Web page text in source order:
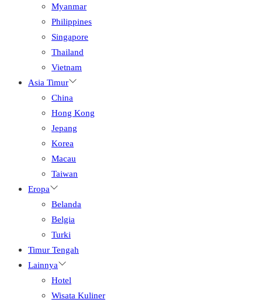
Myanmar
Philippines
Singapore
Thailand
Vietnam
Asia Timur
China
Hong Kong
Jepang
Korea
Macau
Taiwan
Eropa
Belanda
Belgia
Turki
Timur Tengah
Lainnya
Hotel
Wisata Kuliner